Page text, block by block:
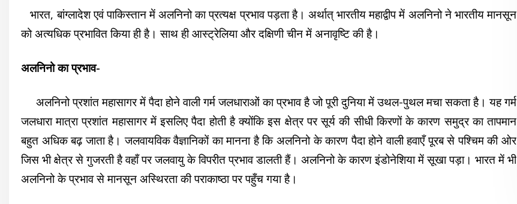
भारत, बांग्लादेश एवं पाकिस्तान में अलनिनो का प्रत्यक्ष प्रभाव पड़ता है। अर्थात् भारतीय महाद्वीप में अलनिनो ने भारतीय मानसून
को अत्यधिक प्रभावित किया ही है। साथ ही आस्ट्रेलिया और दक्षिणी चीन में अनावृष्टि की है।
अलनिनो का प्रभाव-
अलनिनो प्रशांत महासागर में पैदा होने वाली गर्म जलधाराओं का प्रभाव है जो पूरी दुनिया में उथल-पुथल मचा सकता है। यह गर्म
जलधारा मात्रा प्रशांत महासागर में इसलिए पैदा होती है क्योंकि इस क्षेत्र पर सूर्य की सीधी किरणों के कारण समुद्र का तापमान
बहुत अधिक बढ़ जाता है। जलवायविक वैज्ञानिकों का मानना है कि अलनिनो के कारण पैदा होने वाली हवाएँ पूरब से पश्चिम की ओर
जिस भी क्षेत्र से गुजरती है वहाँ पर जलवायु के विपरीत प्रभाव डालती हैं। अलनिनो के कारण इंडोनेशिया में सूखा पड़ा। भारत में भी
अलनिनो के प्रभाव से मानसून अस्थिरता की पराकाष्ठा पर पहुँच गया है।